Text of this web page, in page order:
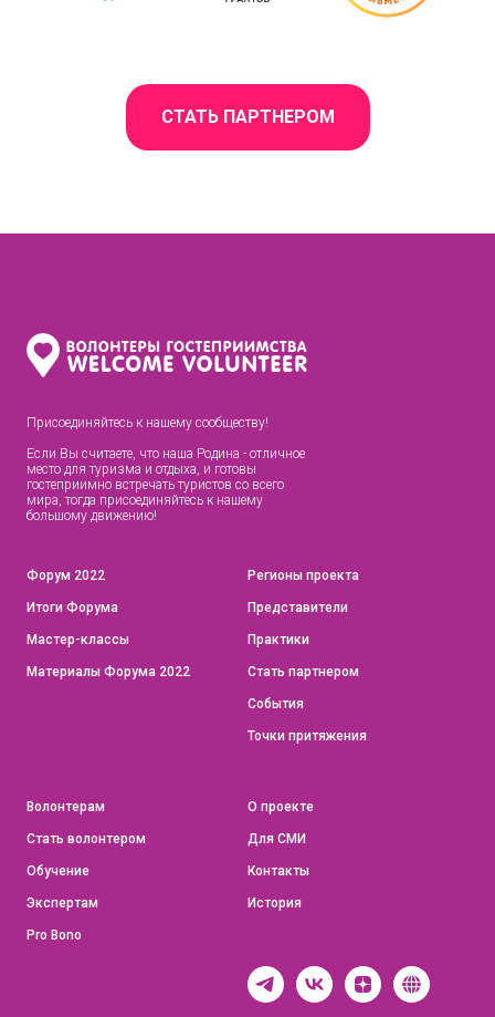
СТАТЬ ПАРТНЕРОМ
Присоединяйтесь к нашему сообществу!
Если Вы считаете, что наша Родина - отличное
место для туризма и отдыха, и готовы
гостеприимно встречать туристов со всего
мира, тогда присоединяйтесь к нашему
большому движению!
Форум 2022
Итоги Форума
Мастер-классы
Материалы Форума 2022
Регионы проекта
Представители
Практики
Стать партнером
События
Точки притяжения
Волонтерам
Стать волонтером
Обучение
Экспертам
Pro Bono
О проекте
Для СМИ
Контакты
История